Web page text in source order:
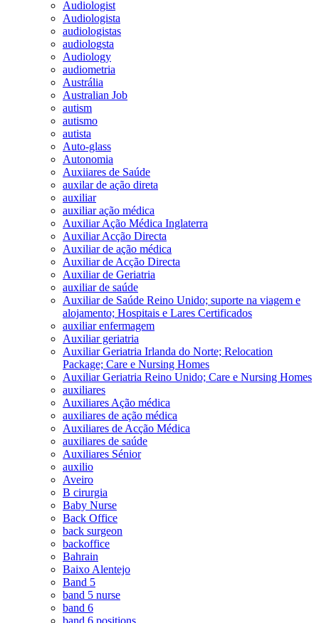
Audiologist
Audiologista
audiologistas
audiologsta
Audiology
audiometria
Austrália
Australian Job
autism
autismo
autista
Auto-glass
Autonomia
Auxiiares de Saúde
auxilar de ação direta
auxiliar
auxiliar ação médica
Auxiliar Ação Médica Inglaterra
Auxiliar Acção Directa
Auxiliar de ação médica
Auxiliar de Acção Directa
Auxiliar de Geriatria
auxiliar de saúde
Auxiliar de Saúde Reino Unido; suporte na viagem e
alojamento; Hospitais e Lares Certificados
auxiliar enfermagem
Auxiliar geriatria
Auxiliar Geriatria Irlanda do Norte; Relocation
Package; Care e Nursing Homes
Auxiliar Geriatria Reino Unido; Care e Nursing Homes
auxiliares
Auxiliares Ação médica
auxiliares de ação médica
Auxiliares de Acção Médica
auxiliares de saúde
Auxiliares Sénior
auxilio
Aveiro
B cirurgia
Baby Nurse
Back Office
back surgeon
backoffice
Bahrain
Baixo Alentejo
Band 5
band 5 nurse
band 6
band 6 positions